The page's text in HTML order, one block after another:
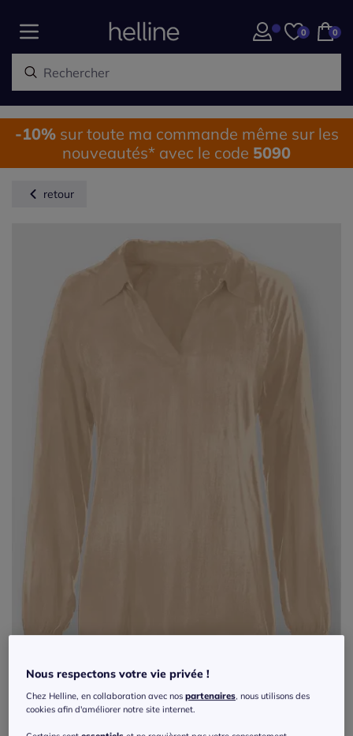
0 0
-10%sur toute ma commande même sur les
nouveautés* avec le code 5090
retour
Chemisier à enfiler en modal avec col
chemise
Nous respectons votre vie privée !
Chez Helline, en collaboration avec nospartenaires, nous utilisons des
cookies afin d'améliorer notre site internet.